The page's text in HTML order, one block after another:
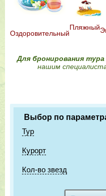
Оздоровительный
Пляжный
Для бронирования тура
нашим
Выбор по
Тур
Курорт
Кол-во звезд